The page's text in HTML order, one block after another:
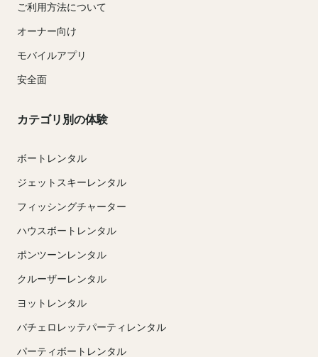
ご利用方法について
オーナー向け
モバイルアプリ
安全面
カテゴリ別の体験
ボートレンタル
ジェットスキーレンタル
フィッシングチャーター
ハウスボートレンタル
ポンツーンレンタル
クルーザーレンタル
ヨットレンタル
バチェロレッテパーティレンタル
パーティボートレンタル